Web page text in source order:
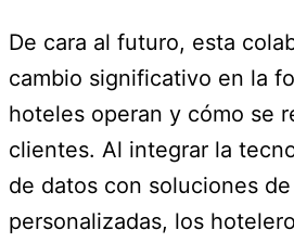
De cara al futuro, esta
cambio significativo en la
hoteles operan y cómo se
clientes. Al integrar la
de datos con soluciones
personalizadas, los